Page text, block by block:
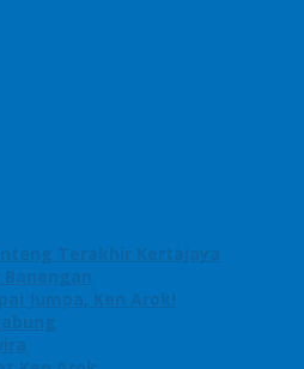
Terakhir Kertajaya
Banengan
Jumpa, Ken Arok!